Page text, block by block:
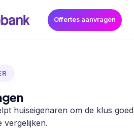
Offertes aanvragen
huiseigenaren om de klus goed
vergelijken.